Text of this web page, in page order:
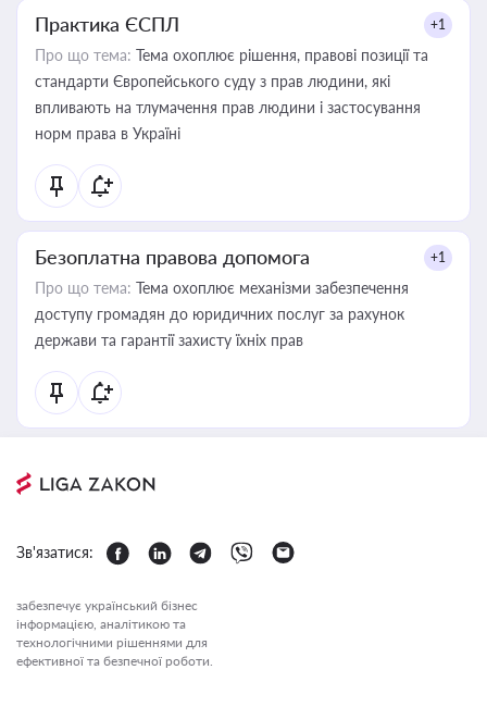
Практика ЄСПЛ +1
Про що тема: Тема охоплює рішення, правові позиції та
стандарти Європейського суду з прав людини, які
впливають на тлумачення прав людини і застосування
норм права в Україні
Безоплатна правова допомога +1
Про що тема: Тема охоплює механізми забезпечення
доступу громадян до юридичних послуг за рахунок
держави та гарантії захисту їхніх прав
Зв'язатися:
забезпечує український бізнес
інформацією, аналітикою та
технологічними рішеннями для
ефективної та безпечної роботи.